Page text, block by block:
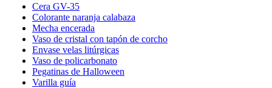
Cera GV-35
Colorante naranja calabaza
Mecha encerada
Vaso de cristal con tapón de corcho
Envase velas litúrgicas
Vaso de policarbonato
Pegatinas de Halloween
Varilla guía